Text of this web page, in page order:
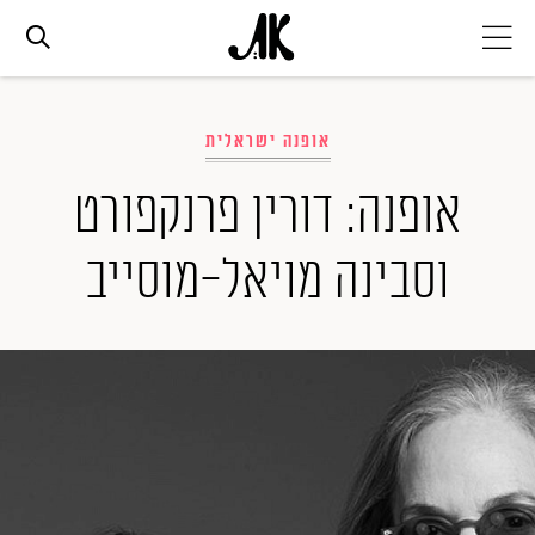
אופנה
ביוטי
אופנה ישראלית
אופנה: דורין פרנקפורט
וסבינה מויאל-מוסייב